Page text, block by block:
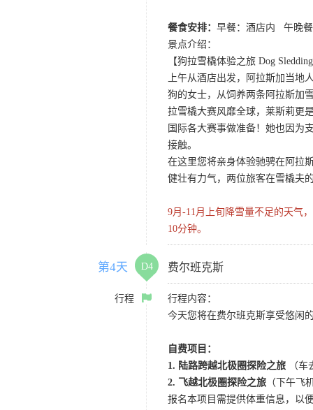
餐食安排： 早餐：酒店内 午晚
景点介绍：
【狗拉雪橇体验之旅 Dog
上午从酒店出发，阿拉斯加当地
狗的女士，从饲养两条阿拉斯加
拉雪橇大赛风靡全球，莱斯莉更
国际各大赛事做准备！她也因为
接触。
在这里您将亲身体验驰骋在阿拉
健壮有力气，两位旅客在雪橇夫
9月-11月上旬降雪量不足的天气
10分钟。
第4天 D4 费尔班克斯
行程
行程内容：
今天您将在费尔班克斯享受悠闲
自费项目：
1. 陆路跨越北极圈探险之旅
（
2. 飞越北极圈探险之旅 （下午飞
报名本项目需提供体重信息，以